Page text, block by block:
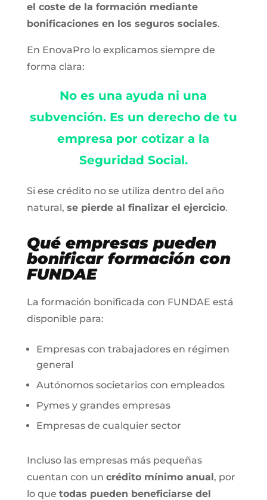
el coste de la formación mediante
bonificaciones en los seguros sociales.
En EnovaPro lo explicamos siempre de
forma clara:
No es una ayuda ni una
subvención. Es un derecho de tu
empresa por cotizar a la
Seguridad Social.
Si ese crédito no se utiliza dentro del año
natural, se pierde al finalizar el ejercicio.
Qué empresas pueden
bonificar formación con
FUNDAE
La formación bonificada con FUNDAE está
disponible para:
Empresas con trabajadores en régimen
general
Autónomos societarios con empleados
Pymes y grandes empresas
Empresas de cualquier sector
Incluso las empresas más pequeñas
cuentan con un crédito mínimo anual, por
lo que todas pueden beneficiarse del